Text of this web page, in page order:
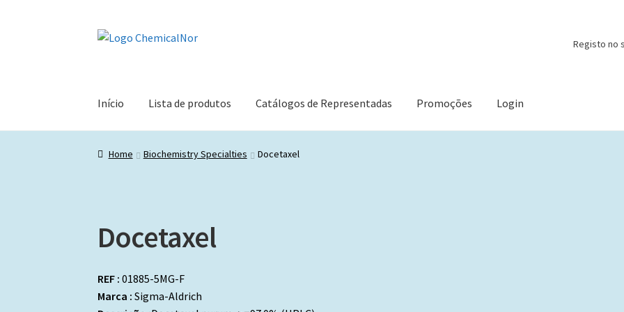
Ir
Saltar
Registo no
Início Lista de produtos Catálogos de Representadas Promoções Login
Home Biochemistry Specialties Docetaxel
Docetaxel
REF :01885-5MG-F
Marca :Sigma-Aldrich